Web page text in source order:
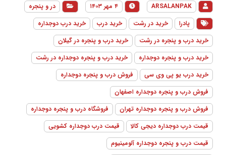
ARSALANPAK ۴ مهر ۱۴۰۳
در و پنجره
پادرا
خرید در رشت خرید درب
خرید درب دوجداره
خرید درب و پنجره در رشت
خرید درب و پنجره در گیلان
خرید درب و پنجره دوجداره
خرید درب و پنجره دوجداره در رشت
خرید درب یو پی وی سی
فروش درب و پنجره دوجداره
فروش درب و پنجره دوجداره اصفهان
فروش درب و پنجره دوجداره تهران
فروشگاه درب و پنجره دوجداره
قیمت درب دوجداره دیجی کالا
قیمت درب دوجداره کشویی
قیمت درب و پنجره دوجداره آلومینیوم